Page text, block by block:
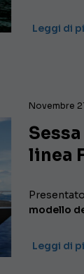
Leggi di
Novembre
linea
modello
Leggi di